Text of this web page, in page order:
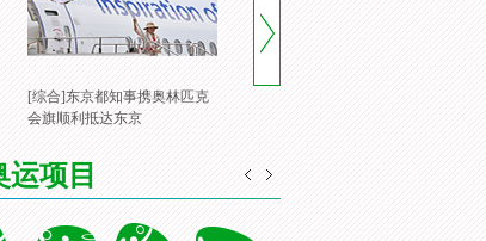
[综合]东京都知事携奥林匹克
会旗顺利抵达东京
运项目